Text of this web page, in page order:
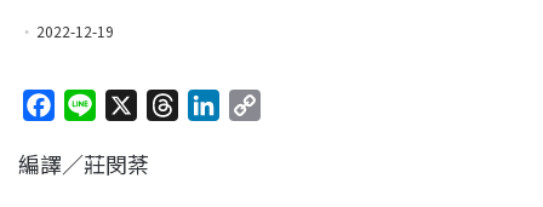
2022-12-19
c
n
編譯／莊閔棻